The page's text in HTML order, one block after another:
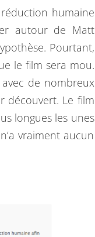
humaine
autour de Matt
Pourtant,
le film sera mou.
de nombreux
découvert. Le film
longues les unes
vraiment aucun